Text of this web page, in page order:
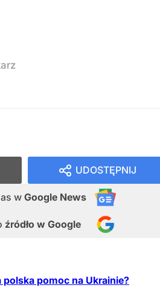
UDOSTĘPNIJ
w Google News
źródło w Google
polska pomoc na Ukrainie?